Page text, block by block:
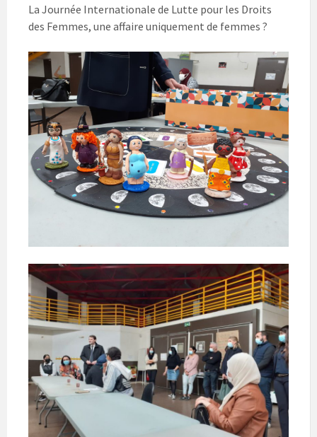
La Journée Internationale de Lutte pour les Droits
des Femmes, une affaire uniquement de femmes ?